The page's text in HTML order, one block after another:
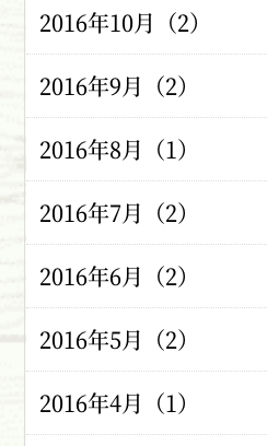
2016年10月（2）
2016年9月（2）
2016年8月（1）
2016年7月（2）
2016年6月（2）
2016年5月（2）
2016年4月（1）